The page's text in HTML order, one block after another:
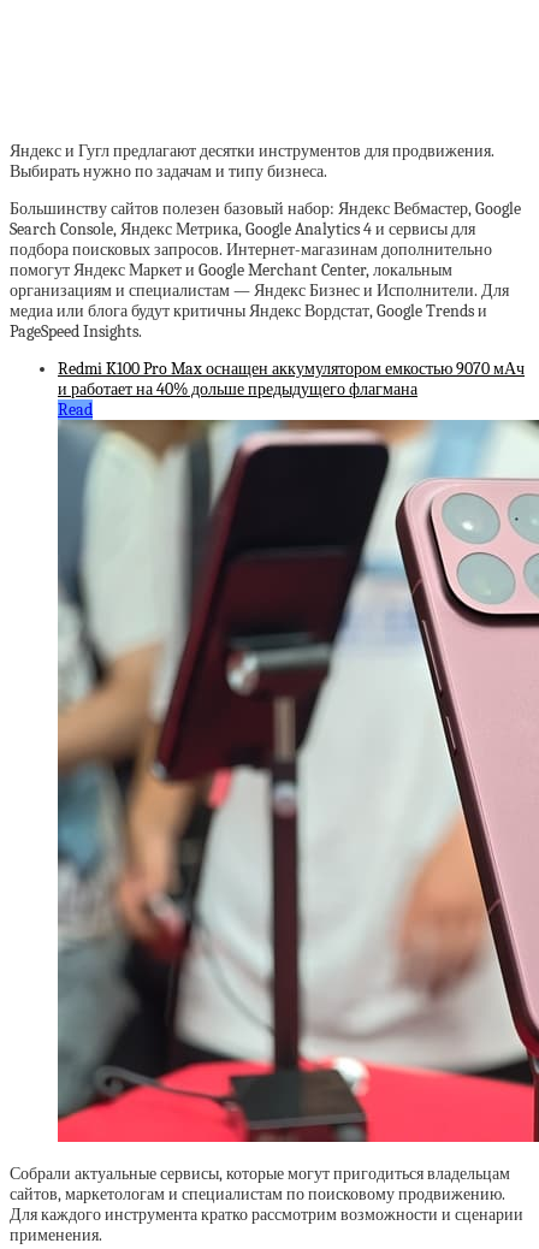
Яндекс и Гугл предлагают десятки инструментов для продвижения.
Выбирать нужно по задачам и типу бизнеса.
Большинству сайтов полезен базовый набор: Яндекс Вебмастер, Google
Search Console, Яндекс Метрика, Google Analytics 4 и сервисы для
подбора поисковых запросов. Интернет-магазинам дополнительно
помогут Яндекс Маркет и Google Merchant Center, локальным
организациям и специалистам — Яндекс Бизнес и Исполнители. Для
медиа или блога будут критичны Яндекс Вордстат, Google Trends и
PageSpeed Insights.
Redmi K100 Pro Max оснащен аккумулятором емкостью 9070 мАч
и работает на 40% дольше предыдущего флагмана
Read
Собрали актуальные сервисы, которые могут пригодиться владельцам
сайтов, маркетологам и специалистам по поисковому продвижению.
Для каждого инструмента кратко рассмотрим возможности и сценарии
применения.